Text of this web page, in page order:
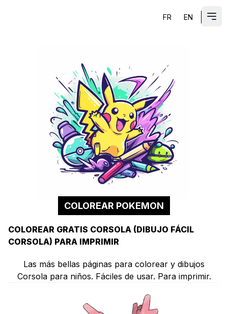
FR EN ES
COLOREAR POKEMON
COLOREAR GRATIS CORSOLA (DIBUJO FÁCIL
CORSOLA) PARA IMPRIMIR
Las más bellas páginas para colorear y dibujos
Corsola para niños. Fáciles de usar. Para imprimir.